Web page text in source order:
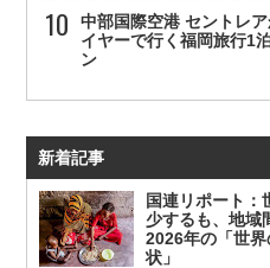
中部国際空港 セントレ
イヤーで行く福岡旅行1
ン
新着記事
国連リポート：
少するも、地域
2026年の「世
状」